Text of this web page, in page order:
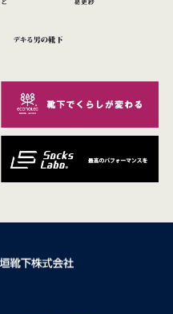
高付加価値獲得支援補助
発掘・育成補助事業に採